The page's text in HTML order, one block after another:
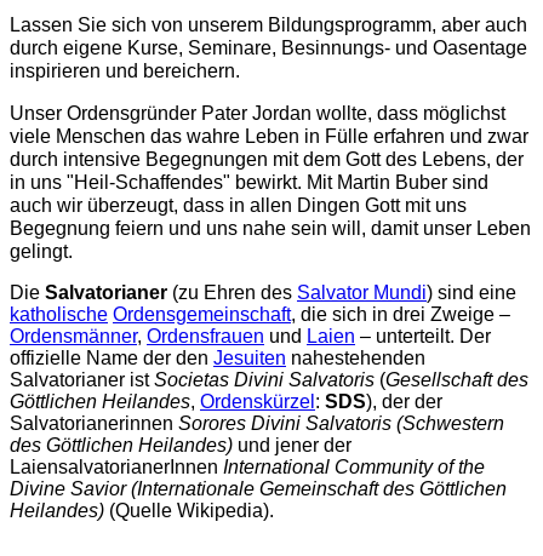
Lassen Sie sich von unserem Bildungsprogramm, aber auch
durch eigene Kurse, Seminare, Besinnungs- und Oasentage
inspirieren und bereichern.
Unser Ordensgründer Pater Jordan wollte, dass möglichst
viele Menschen das wahre Leben in Fülle erfahren und zwar
durch intensive Begegnungen mit dem Gott des Lebens, der
in uns "Heil-Schaffendes" bewirkt. Mit Martin Buber sind
auch wir überzeugt, dass in allen Dingen Gott mit uns
Begegnung feiern und uns nahe sein will, damit unser Leben
gelingt.
Die Salvatorianer (zu Ehren des Salvator Mundi) sind eine
katholische Ordensgemeinschaft, die sich in drei Zweige –
Ordensmänner, Ordensfrauen und Laien – unterteilt. Der
offizielle Name der den Jesuiten nahestehenden
Salvatorianer istSocietas Divini Salvatoris (Gesellschaft des
Göttlichen Heilandes, Ordenskürzel : SDS), der der
Salvatorianerinnen Sorores Divini Salvatoris (Schwestern
des Göttlichen Heilandes) und jener der
LaiensalvatorianerInnen International Community of the
Divine Savior (Internationale Gemeinschaft des Göttlichen
Heilandes) (Quelle Wikipedia).